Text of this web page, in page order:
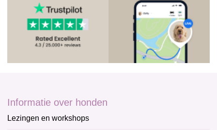
Informatie over honden
Lezingen en workshops